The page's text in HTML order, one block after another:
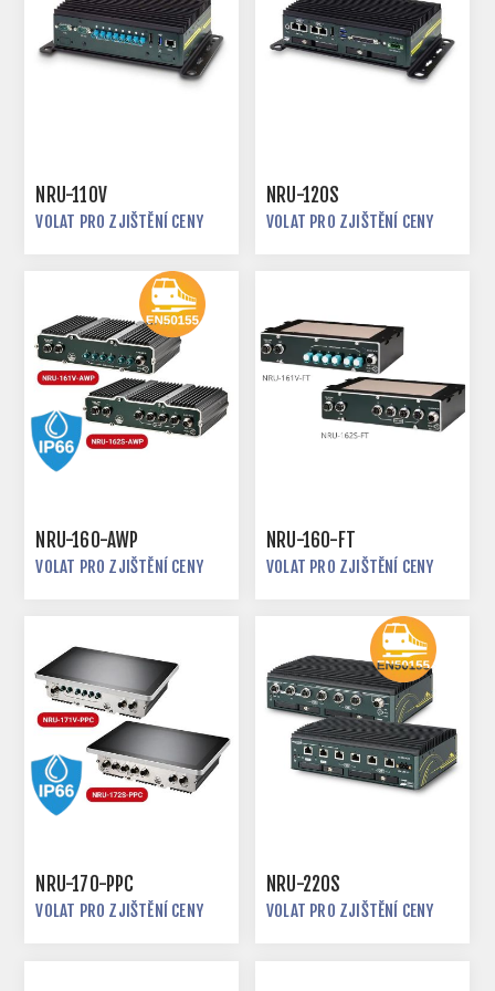
NRU-110V
VOLAT PRO ZJIŠTĚNÍ CENY
NRU-120S
VOLAT PRO ZJIŠTĚNÍ CENY
NRU-160-AWP
VOLAT PRO ZJIŠTĚNÍ CENY
NRU-160-FT
VOLAT PRO ZJIŠTĚNÍ CENY
NRU-170-PPC
VOLAT PRO ZJIŠTĚNÍ CENY
NRU-220S
VOLAT PRO ZJIŠTĚNÍ CENY